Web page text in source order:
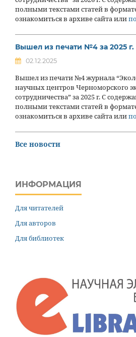
полными текстами статей в
ознакомиться в архиве сайта или
Вышел из печати №4 за 2025 г.
02.12.2025
Вышел из печати №4 журнала
научных центров Черноморского
сотрудничества” за 2025 г. С
полными текстами статей в
ознакомиться в архиве сайта или
Все новости
ИНФОРМАЦИЯ
Для читателей
Для авторов
Для библиотек